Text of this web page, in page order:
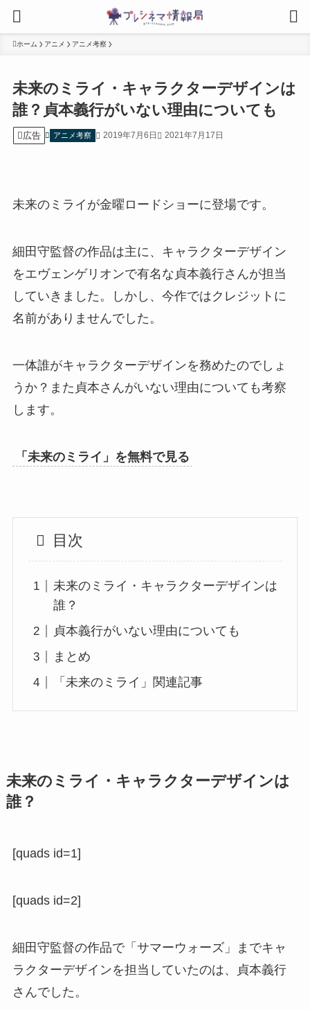
ホーム アニメ アニメ考察
未来のミライ・キャラクターデザインは
誰？貞本義行がいない理由についても
広告 アニメ考察 2019年7月6日 2021年7月17日
未来のミライが金曜ロードショーに登場です。
細田守監督の作品は主に、キャラクターデザイン
をエヴェンゲリオンで有名な貞本義行さんが担当
していきました。しかし、今作ではクレジットに
名前がありませんでした。
一体誰がキャラクターデザインを務めたのでしょ
うか？また貞本さんがいない理由についても考察
します。
「未来のミライ」を無料で見る
目次
未来のミライ・キャラクターデザインは
誰？
貞本義行がいない理由についても
まとめ
「未来のミライ」関連記事
未来のミライ・キャラクターデザインは
誰？
[quads id=1]
[quads id=2]
細田守監督の作品で「サマーウォーズ」までキャ
ラクターデザインを担当していたのは、貞本義行
さんでした。